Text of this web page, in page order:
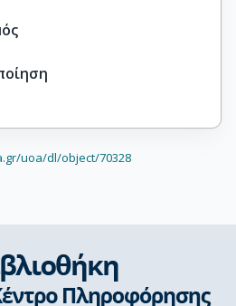
uoa/dl/object/70328